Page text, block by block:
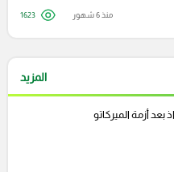
منذ 6 شهور 1623
المزيد
أزمة الميركاتو